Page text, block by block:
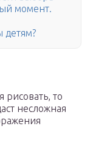
момент.
детям?
рисовать, то
несложная